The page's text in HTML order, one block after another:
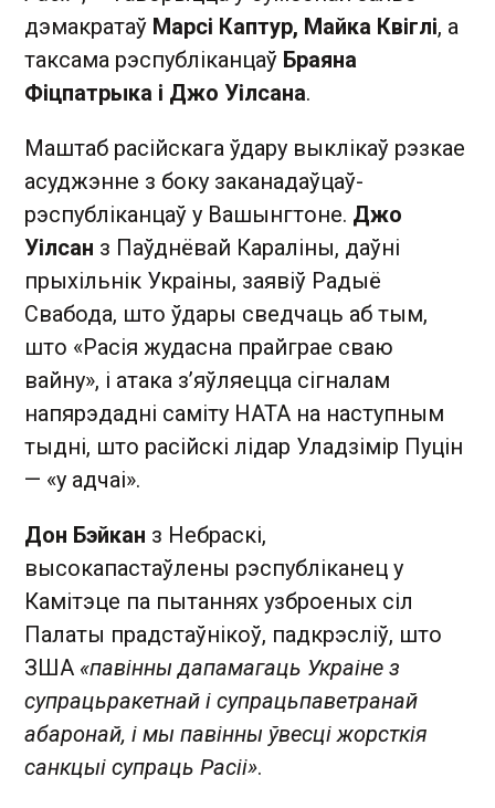
дэмакратаў Марсі Каптур, Майка Квіглі, а
таксама рэспубліканцаў Браяна
Фіцпатрыка і Джо Уілсана.
Маштаб расійскага ўдару выклікаў рэзкае
асуджэнне з боку заканадаўцаў-
рэспубліканцаў у Вашынгтоне. Джо
Уілсан з Паўднёвай Караліны, даўні
прыхільнік Украіны, заявіў Радыё
Свабода, што ўдары сведчаць аб тым,
што «Расія жудасна прайграе сваю
вайну», і атака з’яўляецца сігналам
напярэдадні саміту НАТА на наступным
тыдні, што расійскі лідар Уладзімір Пуцін
— «у адчаі».
Дон Бэйкан з Небраскі,
высокапастаўлены рэспубліканец у
Камітэце па пытаннях узброеных сіл
Палаты прадстаўнікоў, падкрэсліў, што
ЗША «павінны дапамагаць Украіне з
супрацьракетнай і супрацьпаветранай
абаронай, і мы павінны ўвесці жорсткія
санкцыі супраць Расіі».